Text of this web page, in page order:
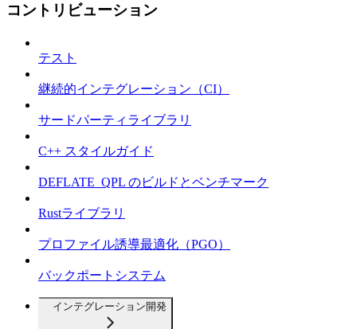
コントリビューション
テスト
継続的インテグレーション（CI）
サードパーティライブラリ
C++ スタイルガイド
DEFLATE_QPL のビルドとベンチマーク
Rustライブラリ
プロファイル誘導最適化（PGO）
バックポートシステム
インテグレーション開発